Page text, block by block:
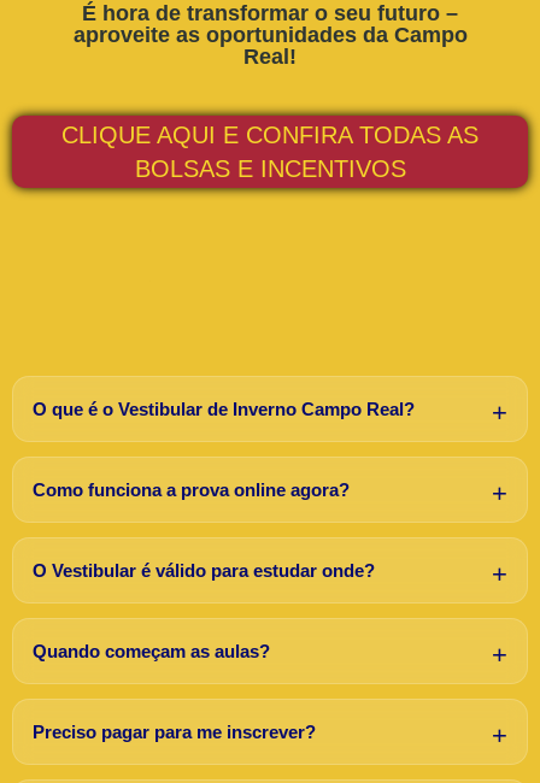
É hora de transformar o seu futuro –
aproveite as oportunidades da Campo
Real!
CLIQUE AQUI E CONFIRA TODAS AS
BOLSAS E INCENTIVOS
O que é o Vestibular de Inverno Campo Real?
Como funciona a prova online agora?
O Vestibular é válido para estudar onde?
Quando começam as aulas?
Preciso pagar para me inscrever?